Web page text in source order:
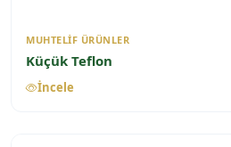
MUHTELIF ÜRÜNLER
Küçük Teflon
İncele